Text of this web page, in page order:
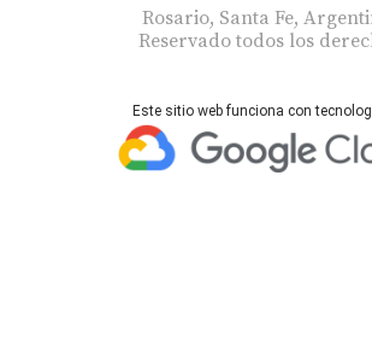
Rosario, Santa Fe,
Reservado todos los
Este sitio web funciona con